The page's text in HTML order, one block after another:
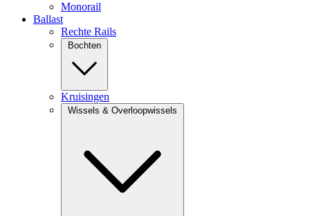
Monorail
Ballast
Rechte Rails
Bochten
Kruisingen
Wissels & Overloopwissels